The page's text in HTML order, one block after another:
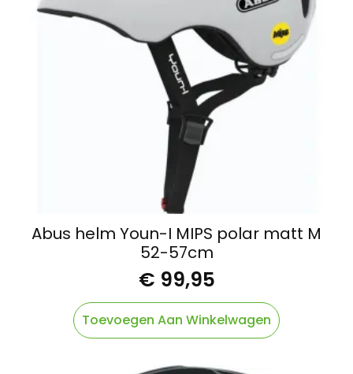
Abus helm Youn-I MIPS polar matt M
52-57cm
€ 99,95
Toevoegen Aan Winkelwagen